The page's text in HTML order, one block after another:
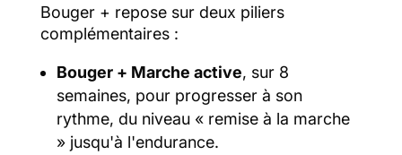
Bouger + repose sur deux piliers
complémentaires :
Bouger + Marche active, sur 8
semaines, pour progresser à son
rythme, du niveau « remise à la marche
» jusqu'à l'endurance.